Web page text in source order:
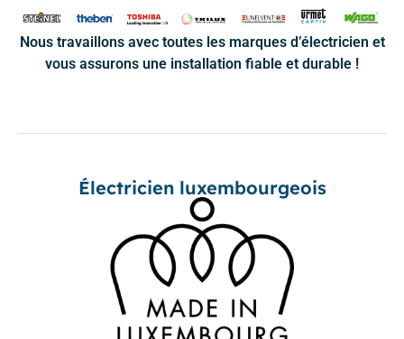
Nous travaillons avec toutes les marques d’électricien et
vous assurons une installation fiable et durable !
Électricien luxembourgeois